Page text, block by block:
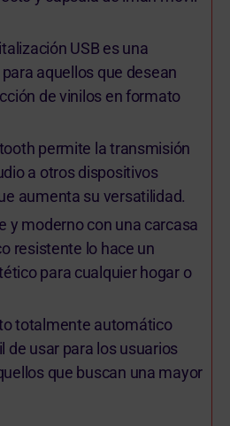
USB es una
aquellos que desean
de vinilos en formato
permite la transmisión
a otros dispositivos
aumenta su versatilidad.
y moderno con una carcasa
resistente lo hace un
para cualquier hogar o
totalmente automático
de usar para los usuarios
que buscan una mayor